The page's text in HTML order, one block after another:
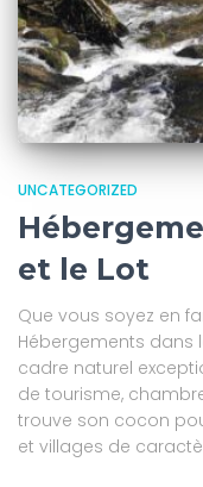
UNCATEGORIZED
et le Lot
Que vous soyez en
Hébergements dans
cadre naturel
de tourisme,
trouve son cocon
et villages de